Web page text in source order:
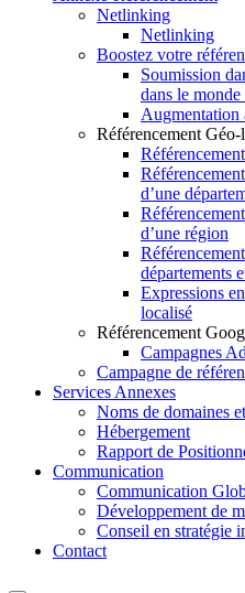
Netlinking
Netlinking
Boostez votre
Soumission
dans le monde
Référencement Géo-
d’une
d’une région
départements
Expressions
localisé
Référencement
Campagnes
Campagne de
Services Annexes
Noms de domaines
Hébergement
Rapport de
Communication
Communication
Développement de
Conseil en stratégie
Contact